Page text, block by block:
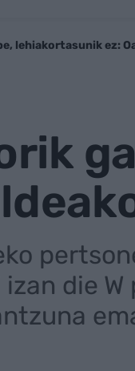
lehiakortasunik ez:
die